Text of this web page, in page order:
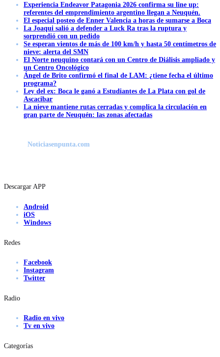
Experiencia Endeavor Patagonia 2026 confirma su line up:
referentes del emprendimiento argentino llegan a Neuquén.
El especial posteo de Enner Valencia a horas de sumarse a Boca
La Joaqui salió a defender a Luck Ra tras la ruptura y
sorprendió con un pedido
Se esperan vientos de más de 100 km/h y hasta 50 centímetros de
nieve: alerta del SMN
El Norte neuquino contará con un Centro de Diálisis ampliado y
un Centro Oncológico
Ángel de Brito confirmó el final de LAM: ¿tiene fecha el último
programa?
Ley del ex: Boca le ganó a Estudiantes de La Plata con gol de
Ascacibar
La nieve mantiene rutas cerradas y complica la circulación en
gran parte de Neuquén: las zonas afectadas
Noticiasenpunta.com
Descargar APP
Android
iOS
Windows
Redes
Facebook
Instagram
Twitter
Radio
Radio en vivo
Tv en vivo
Categorías